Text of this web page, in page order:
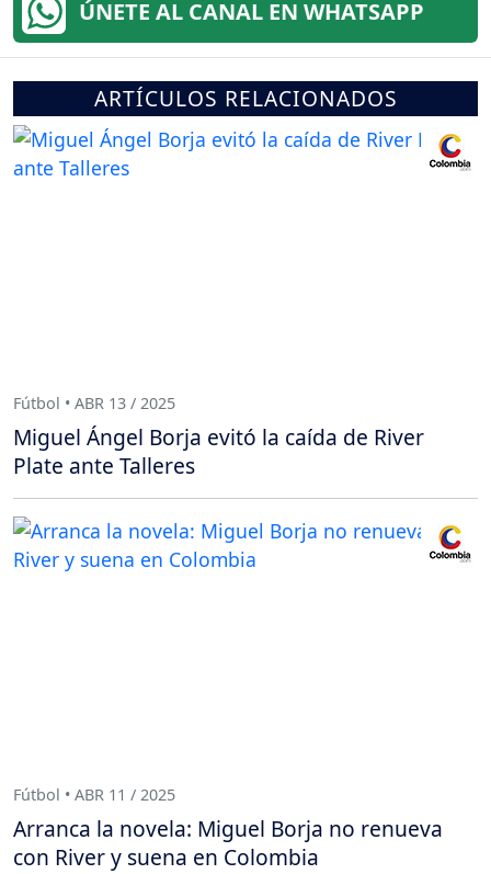
ÚNETE AL CANAL EN WHATSAPP
ARTÍCULOS RELACIONADOS
Fútbol • ABR 13 / 2025
Miguel Ángel Borja evitó la caída de River
Plate ante Talleres
Fútbol • ABR 11 / 2025
Arranca la novela: Miguel Borja no renueva
con River y suena en Colombia